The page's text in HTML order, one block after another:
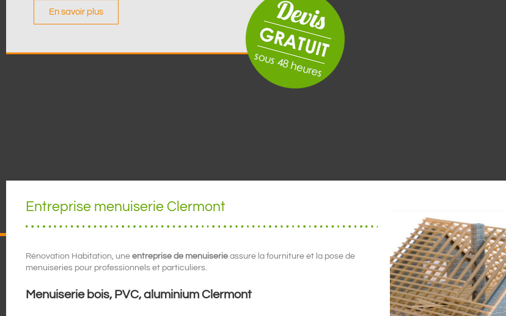
En savoir plus
Entreprise menuiserie Clermont
Rénovation Habitation, uneentreprise de menuiserie assure la fourniture et la pose de
menuiseries pour professionnels et particuliers.
Menuiserie bois, PVC, aluminium Clermont